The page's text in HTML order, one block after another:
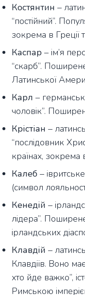
Костянтин –
“постійний”.
зокрема в Греції
Каспар – ім’я
“скарб”.
Латинської
Карл –
чоловік”.
Крістіан –
“послідовник
країнах, зокрема
Калеб –
(символ
Кенедій –
лідера”.
ірландських
Клавдій –
Клавдіїв. Воно
хто йде важко”,
Римською